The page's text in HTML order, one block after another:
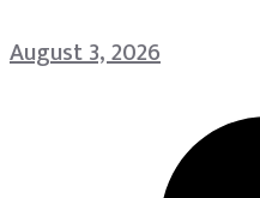
August 3, 2026